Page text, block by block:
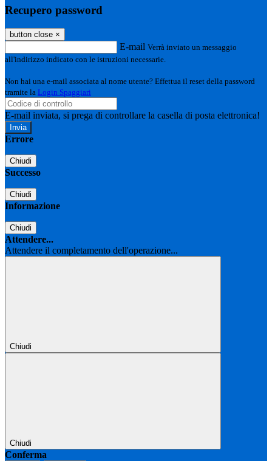
Recupero password
button close ×
E-mail Verrà inviato un messaggio
all'indirizzo indicato con le istruzioni necessarie.
Non hai una e-mail associata al nome utente? Effettua il reset della password
tramite la Login Spaggiari
E-mail inviata, si prega di controllare la casella di posta elettronica!
Errore
Chiudi
Successo
Chiudi
Informazione
Chiudi
Attendere...
Attendere il completamento dell'operazione...
Chiudi
Chiudi
Conferma